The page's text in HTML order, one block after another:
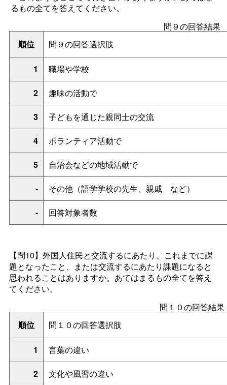
るもの全てを答えてください。
問９の回答結果
順位
問９の回答選択肢
1 職場や学校
2 趣味の活動で
3 子どもを通じた親同士の交流
4 ボランティア活動で
5 自治会などの地域活動で
- その他（語学学校の先生、親戚 など）
- 回答対象者数
【問10】 外国人住民と交流するにあたり、これまでに課
題となったこと、または交流するにあたり課題になると
思われることはありますか。あてはまるもの全てを答え
てください。
問１０の回答結果
順位
問１０の回答選択肢
1 言葉の違い
2 文化や風習の違い